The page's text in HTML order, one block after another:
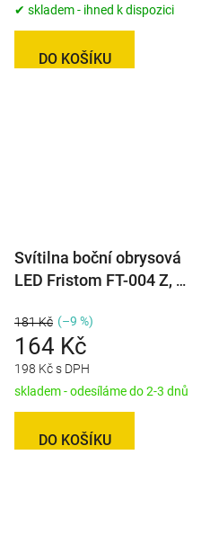
✔ skladem - ihned k dispozici
DO KOŠÍKU
Svítilna boční obrysová
LED Fristom FT-004 Z, s
198 Kč s DPH
164 Kč
181 Kč (–9 %)
skladem - odesíláme do 2-3 dnů
DO KOŠÍKU